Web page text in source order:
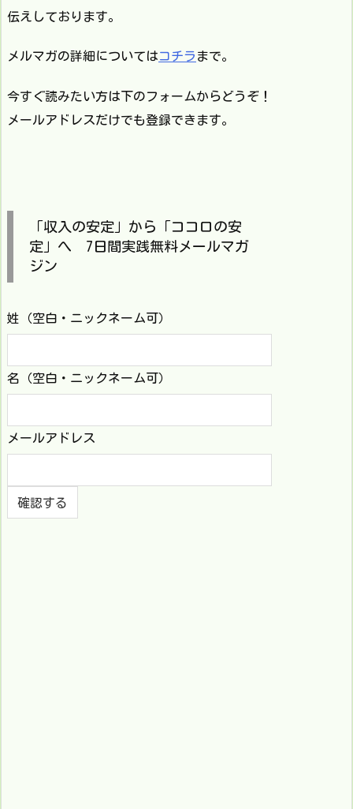
伝えしております。
メルマガの詳細についてはコチラ まで。
今すぐ読みたい方は下のフォームからどうぞ！
メールアドレスだけでも登録できます。
「収入の安定」から「ココロの安
定」へ 7日間実践無料メールマガ
ジン
姓（空白・ニックネーム可）
名（空白・ニックネーム可）
メールアドレス